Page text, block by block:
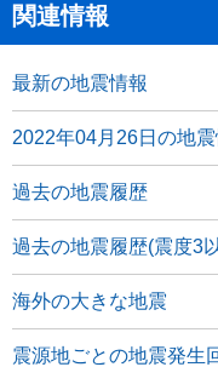
関連情報
最新の地震情報
2022年04月26日の地震
過去の地震履歴
過去の地震履歴(震度3
海外の大きな地震
震源地ごとの地震発生